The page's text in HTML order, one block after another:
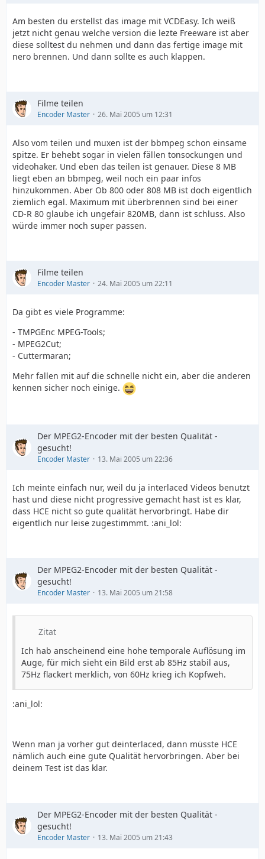
Am besten du erstellst das image mit VCDEasy. Ich weiß
jetzt nicht genau welche version die lezte Freeware ist aber
diese solltest du nehmen und dann das fertige image mit
nero brennen. Und dann sollte es auch klappen.
Filme teilen
Encoder Master 26. Mai 2005 um 12:31
Also vom teilen und muxen ist der bbmpeg schon einsame
spitze. Er behebt sogar in vielen fällen tonsockungen und
videohaker. Und eben das teilen ist genauer. Diese 8 MB
liegt eben an bbmpeg, weil noch ein paar infos
hinzukommen. Aber Ob 800 oder 808 MB ist doch eigentlich
ziemlich egal. Maximum mit überbrennen sind bei einer
CD-R 80 glaube ich ungefair 820MB, dann ist schluss. Also
würde immer noch super passen.
Filme teilen
Encoder Master 24. Mai 2005 um 22:11
Da gibt es viele Programme:
- TMPGEnc MPEG-Tools;
- MPEG2Cut;
- Cuttermaran;
Mehr fallen mit auf die schnelle nicht ein, aber die anderen
kennen sicher noch einige.
Der MPEG2-Encoder mit der besten Qualität -
gesucht!
Encoder Master 13. Mai 2005 um 22:36
Ich meinte einfach nur, weil du ja interlaced Videos benutzt
hast und diese nicht progressive gemacht hast ist es klar,
dass HCE nicht so gute qualität hervorbringt. Habe dir
eigentlich nur leise zugestimmmt. :ani_lol:
Der MPEG2-Encoder mit der besten Qualität -
gesucht!
Encoder Master 13. Mai 2005 um 21:58
Zitat
Ich hab anscheinend eine hohe temporale Auflösung im
Auge, für mich sieht ein Bild erst ab 85Hz stabil aus,
75Hz flackert merklich, von 60Hz krieg ich Kopfweh.
:ani_lol:
Wenn man ja vorher gut deinterlaced, dann müsste HCE
nämlich auch eine gute Qualität hervorbringen. Aber bei
deinem Test ist das klar.
Der MPEG2-Encoder mit der besten Qualität -
gesucht!
Encoder Master 13. Mai 2005 um 21:43